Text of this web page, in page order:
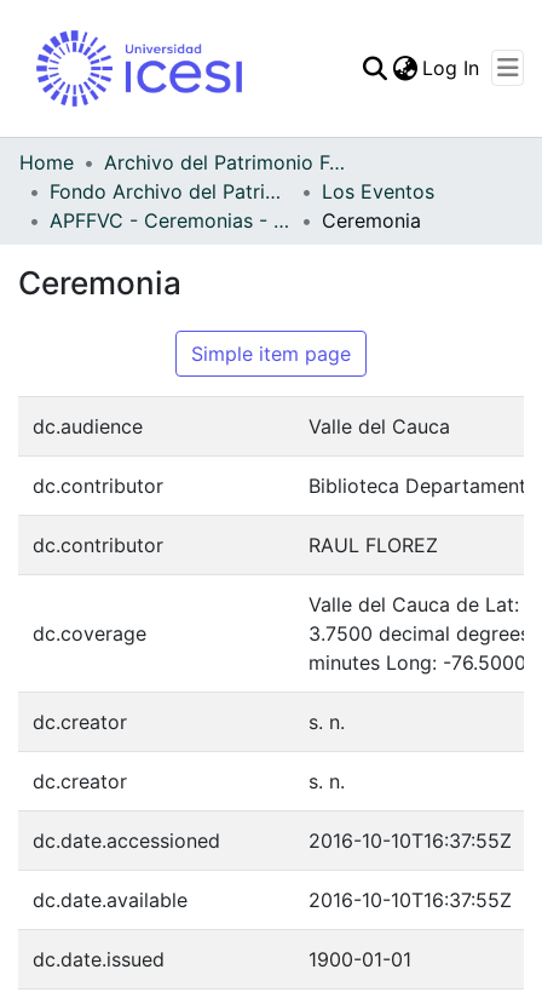
Statistics
Log In
Home
Archivo del Patrimonio Fotográfico y Fílmico del Valle del Cauca
Fondo Archivo del Patrimonio Fotográfico y Fílmico del Valle del Cauca
Los Eventos
APFFVC - Ceremonias - Patrimonial
Ceremonia
Ceremonia
Simple item page
dc.audience Valle del Cauca
dc.contributor Biblioteca
dc.contributor RAUL FLOREZ
dc.coverage
Valle del Cauca de Lat:
3.7500 decimal degrees
minutes Long: -76.5000
dc.creator s. n.
dc.creator s. n.
dc.date.accessioned 2016-10-10T16:37:55Z
dc.date.available 2016-10-10T16:37:55Z
dc.date.issued 1900-01-01